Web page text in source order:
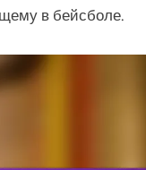
в бейсболе.